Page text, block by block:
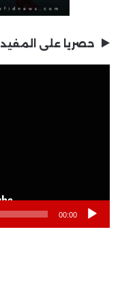
حصريا على المفيد
00:00